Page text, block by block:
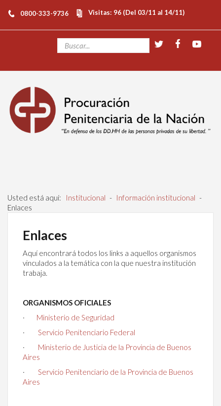
0800-333-9736 Visitas: 96 (Del 03/11 al 14/11)
Usted está aquí: Institucional - Información institucional -
Enlaces
Enlaces
Aquí encontrará todos los links a aquellos organismos
vinculados a la temática con la que nuestra institución
trabaja.
ORGANISMOS OFICIALES
·
Ministerio de Seguridad
· Servicio Penitenciario Federal
· Ministerio de Justicia de la Provincia de Buenos
Aires
· Servicio Penitenciario de la Provincia de Buenos
Aires